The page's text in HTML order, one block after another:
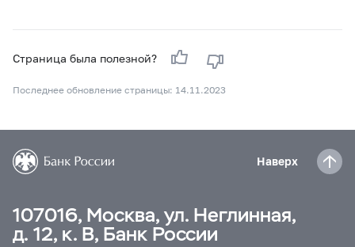
Страница была полезной?
Последнее обновление страницы: 14.11.2023
Наверх
107016, Москва, ул. Неглинная,
д. 12, к. В, Банк России